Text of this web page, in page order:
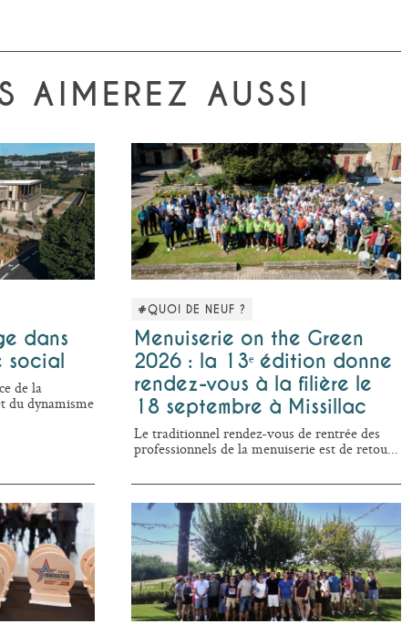
AIMEREZ AUSSI
dans
social
de la
du dynamisme
#QUOI DE NEUF ?
Menuiserie on the Green
2026 : la 13ᵉ édition donne
rendez-vous à la filière le
18 septembre à Missillac
Le traditionnel rendez-vous de rentrée des
professionnels de la menuiserie est de retou...